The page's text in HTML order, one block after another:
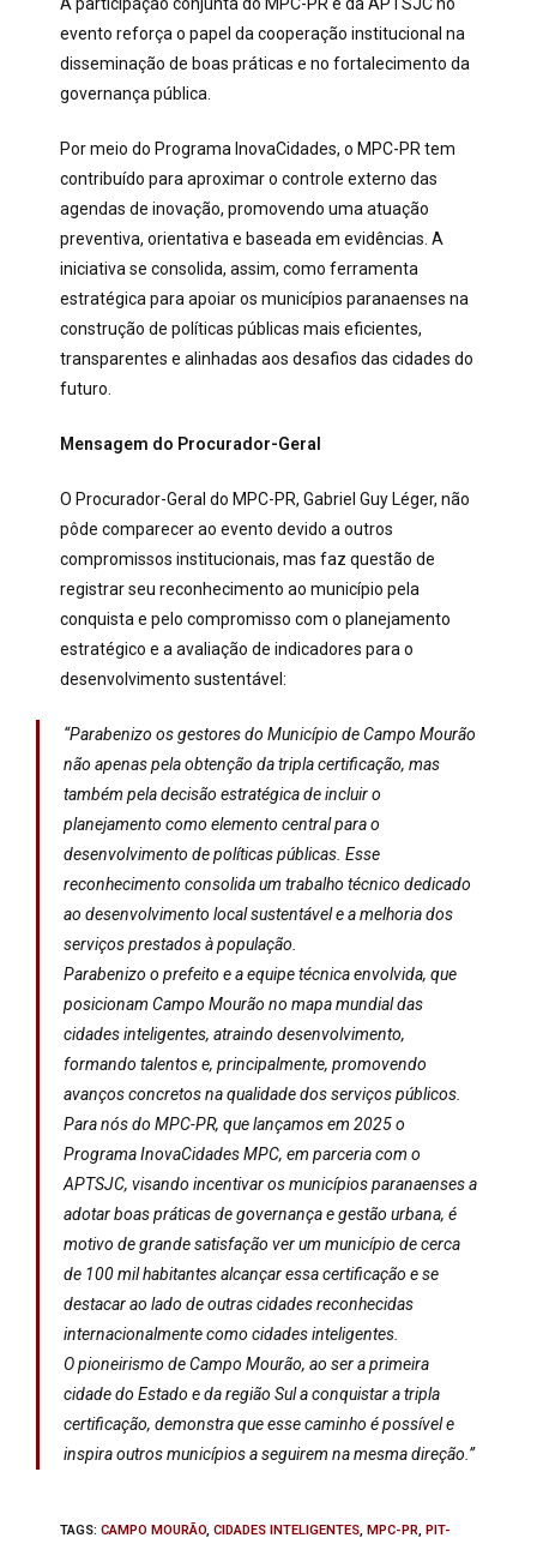
evento reforça o papel da cooperação institucional na
disseminação de boas práticas e no fortalecimento da
governança pública.
Por meio do Programa InovaCidades, o MPC-PR tem
contribuído para aproximar o controle externo das
agendas de inovação, promovendo uma atuação
preventiva, orientativa e baseada em evidências. A
iniciativa se consolida, assim, como ferramenta
estratégica para apoiar os municípios paranaenses na
construção de políticas públicas mais eficientes,
transparentes e alinhadas aos desafios das cidades do
futuro.
Mensagem do Procurador-Geral
O Procurador-Geral do MPC-PR, Gabriel Guy Léger, não
pôde comparecer ao evento devido a outros
compromissos institucionais, mas faz questão de
registrar seu reconhecimento ao município pela
conquista e pelo compromisso com o planejamento
estratégico e a avaliação de indicadores para o
desenvolvimento sustentável:
“Parabenizo os gestores do Município de Campo Mourão
não apenas pela obtenção da tripla certificação, mas
também pela decisão estratégica de incluir o
planejamento como elemento central para o
desenvolvimento de políticas públicas. Esse
reconhecimento consolida um trabalho técnico dedicado
ao desenvolvimento local sustentável e a melhoria dos
serviços prestados à população.
Parabenizo o prefeito e a equipe técnica envolvida, que
posicionam Campo Mourão no mapa mundial das
cidades inteligentes, atraindo desenvolvimento,
formando talentos e, principalmente, promovendo
avanços concretos na qualidade dos serviços públicos.
Para nós do MPC-PR, que lançamos em 2025 o
Programa InovaCidades MPC, em parceria com o
APTSJC, visando incentivar os municípios paranaenses a
adotar boas práticas de governança e gestão urbana, é
motivo de grande satisfação ver um município de cerca
de 100 mil habitantes alcançar essa certificação e se
destacar ao lado de outras cidades reconhecidas
internacionalmente como cidades inteligentes.
O pioneirismo de Campo Mourão, ao ser a primeira
cidade do Estado e da região Sul a conquistar a tripla
certificação, demonstra que esse caminho é possível e
inspira outros municípios a seguirem na mesma direção.”
TAGS: CAMPO MOURÃO, CIDADES INTELIGENTES, MPC-PR, PIT-